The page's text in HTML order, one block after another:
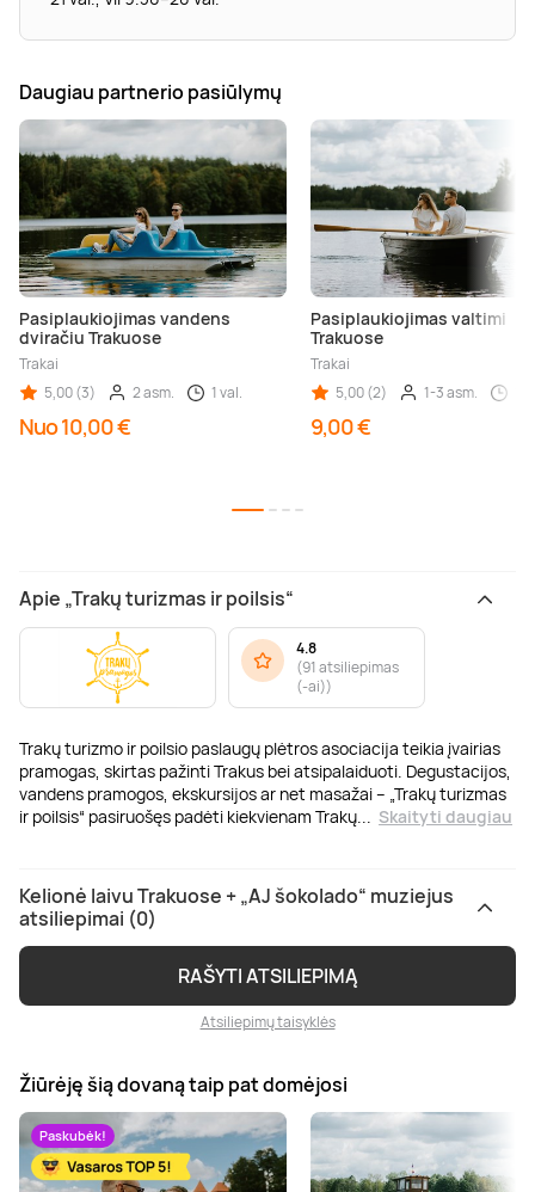
Daugiau partnerio pasiūlymų
Pasiplaukiojimas vandens
dviračiu Trakuose
Trakai
5,00 (3)
2 asm. 1 val.
Nuo 10,00 €
Pasiplaukiojimas valtimi
Trakuose
Trakai
5,00 (2)
1-3 asm.
9,00 €
Apie „Trakų turizmas ir poilsis“
Trakų turizmo ir poilsio paslaugų plėtros asociacija teikia įvairias
pramogas, skirtas pažinti Trakus bei atsipalaiduoti. Degustacijos,
vandens pramogos, ekskursijos ar net masažai – „Trakų turizmas
ir poilsis“ pasiruošęs padėti kiekvienam Trakų
Skaityti daugiau
4.8
(91 atsiliepimas
(-ai))
Kelionė laivu Trakuose + „AJ šokolado“ muziejus
atsiliepimai (0)
RAŠYTI ATSILIEPIMĄ
Atsiliepimų taisyklės
Žiūrėję šią dovaną taip pat domėjosi
Paskubėk!